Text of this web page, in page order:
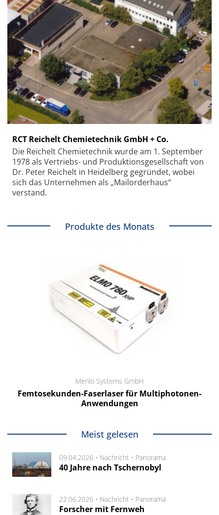
RCT Reichelt Chemietechnik GmbH + Co.
Die Reichelt Chemietechnik wurde am 1. September
1978 als Vertriebs- und Produktionsgesellschaft von
Dr. Peter Reichelt in Heidelberg gegründet, wobei
sich das Unternehmen als „Mailorderhaus“
verstand.
Produkte des Monats
Menlo Systems GmbH
Femtosekunden-Faserlaser für Multiphotonen-
Anwendungen
Meist gelesen
09.04.2026 • Nachricht • Panorama
40 Jahre nach Tschernobyl
22.06.2026 • Nachricht • Panorama
Forscher mit Fernweh